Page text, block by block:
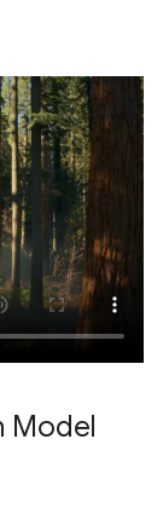
Model